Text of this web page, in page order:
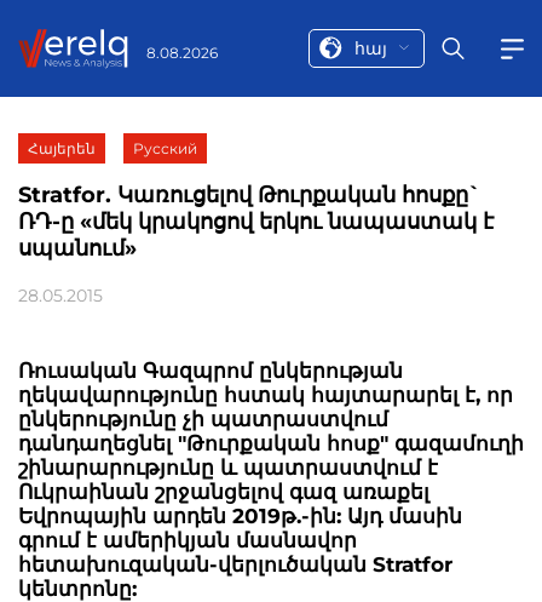
8.08.2026 հայ
Հայերեն Русский
Stratfor. Կառուցելով Թուրքական հոսքը`
ՌԴ-ը «մեկ կրակոցով երկու նապաստակ է
սպանում»
28.05.2015
Ռուսական Գազպրոմ ընկերության
ղեկավարությունը հստակ հայտարարել է, որ
ընկերությունը չի պատրաստվում
դանդաղեցնել "Թուրքական հոսք" գազամուղի
շինարարությունը և պատրաստվում է
Ուկրաինան շրջանցելով գազ առաքել
Եվրոպային արդեն 2019թ.-ին: Այդ մասին
գրում է ամերիկյան մասնավոր
հետախուզական-վերլուծական Stratfor
կենտրոնը: